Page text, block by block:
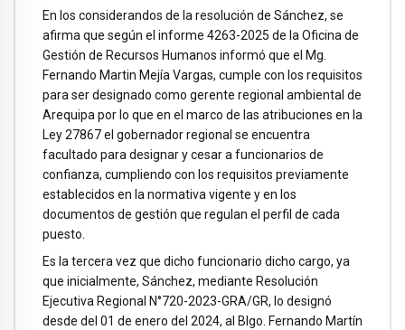
En los considerandos de la resolución de Sánchez, se
afirma que según el informe 4263-2025 de la Oficina de
Gestión de Recursos Humanos informó que el Mg.
Fernando Martin Mejía Vargas, cumple con los requisitos
para ser designado como gerente regional ambiental de
Arequipa por lo que en el marco de las atribuciones en la
Ley 27867 el gobernador regional se encuentra
facultado para designar y cesar a funcionarios de
confianza, cumpliendo con los requisitos previamente
establecidos en la normativa vigente y en los
documentos de gestión que regulan el perfil de cada
puesto.
Es la tercera vez que dicho funcionario dicho cargo, ya
que inicialmente, Sánchez, mediante Resolución
Ejecutiva Regional N°720-2023-GRA/GR, lo designó
desde del 01 de enero del 2024, al Blgo. Fernando Martín